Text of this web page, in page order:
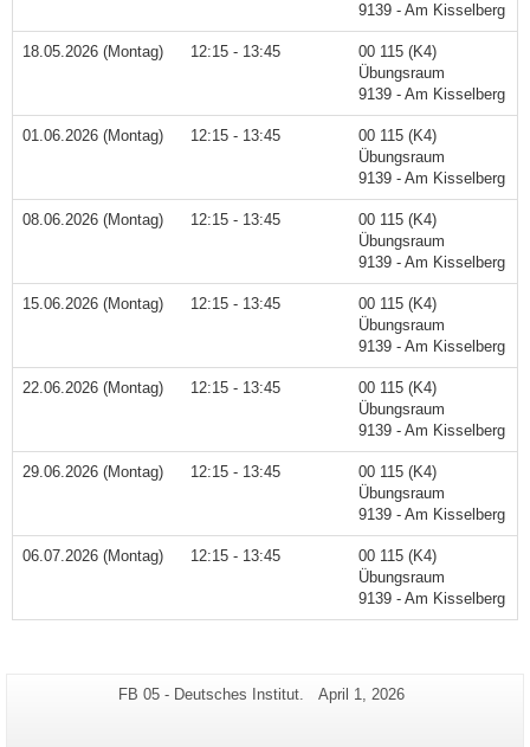
9139 - Am Kisselberg
18.05.2026 (Montag) 12:15 - 13:45
00 115 (K4)
Übungsraum
9139 - Am Kisselberg
01.06.2026 (Montag) 12:15 - 13:45
00 115 (K4)
Übungsraum
9139 - Am Kisselberg
08.06.2026 (Montag) 12:15 - 13:45
00 115 (K4)
Übungsraum
9139 - Am Kisselberg
15.06.2026 (Montag) 12:15 - 13:45
00 115 (K4)
Übungsraum
9139 - Am Kisselberg
22.06.2026 (Montag) 12:15 - 13:45
00 115 (K4)
Übungsraum
9139 - Am Kisselberg
29.06.2026 (Montag) 12:15 - 13:45
00 115 (K4)
Übungsraum
9139 - Am Kisselberg
06.07.2026 (Montag) 12:15 - 13:45
00 115 (K4)
Übungsraum
9139 - Am Kisselberg
Zusätzliche
Seiten-
FB 05 - Deutsches Institut.
Letzte
April 1, 2026